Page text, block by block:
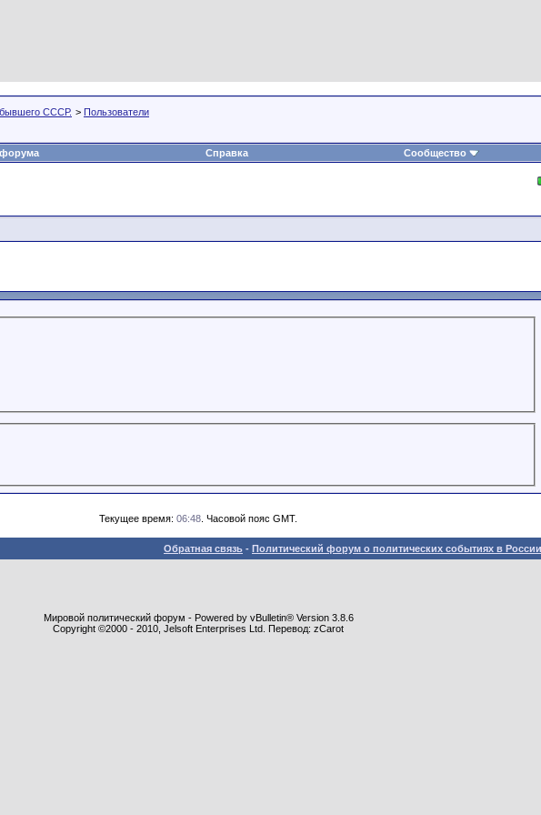
бывшего СССР. > Пользователи
Справка Сообщество
Текущее время: 06:48 . Часовой пояс GMT.
Обратная связь - Политический форум о политических событиях в
Мировой политический форум - Powered by vBulletin® Version 3.8.6
Copyright ©2000 - 2010, Jelsoft Enterprises Ltd. Перевод: zCarot